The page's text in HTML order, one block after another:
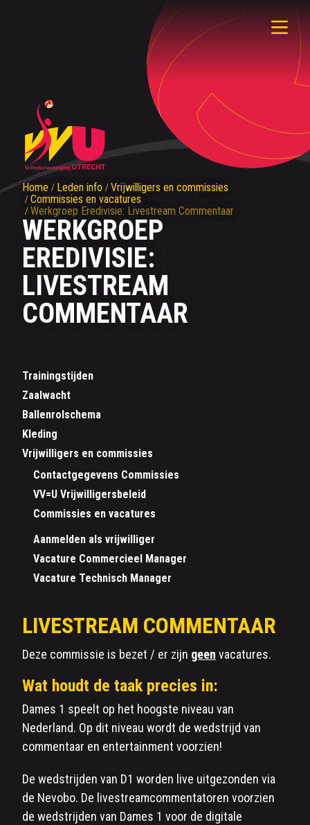
Home Leden info
Vrijwilligers en commissies
Commissies en vacatures
Werkgroep Eredivisie: Livestream Commentaar
WERKGROEP
EREDIVISIE:
LIVESTREAM
COMMENTAAR
Trainingstijden
Zaalwacht
Ballenrolschema
Kleding
Vrijwilligers en commissies
Contactgegevens Commissies
VV=U Vrijwilligersbeleid
Commissies en vacatures
Aanmelden als vrijwilliger
Vacature Commercieel Manager
Vacature Technisch Manager
LIVESTREAM COMMENTAAR
Deze commissie is bezet / er zijn geen vacatures.
Wat houdt de taak precies in:
Dames 1 speelt op het hoogste niveau van
Nederland. Op dit niveau wordt de wedstrijd van
commentaar en entertainment voorzien!
De wedstrijden van D1 worden live uitgezonden via
de Nevobo. De livestreamcommentatoren voorzien
de wedstrijden van Dames 1 voor de digitale